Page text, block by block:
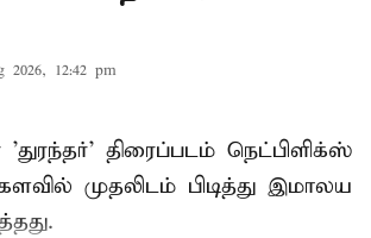
2026, 12:42 pm
திரைப்படம் நெட்பிளிக்ஸ்
முதலிடம் பிடித்து இமாலய